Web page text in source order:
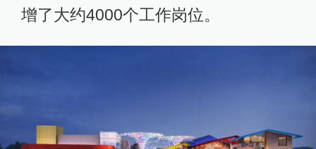
增了大约4000个工作岗位。